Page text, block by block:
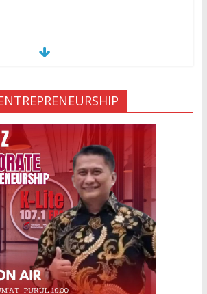
Ketakutan Setengah Mati setelah Main
Jailangkung, 28 Anak Gadis Dirawat di
Rumah Sakit
10 Mar 2023
“Cinta di Ujung Parigi”
11 Sep 2025